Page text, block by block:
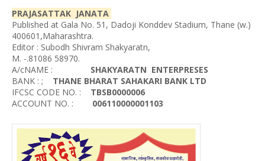
PRAJASATTAK JANATA
Published at Gala No. 51, Dadoji Konddev Stadium, Thane (w.)
400601,Maharashtra.
Editor : Subodh Shivram Shakyaratn,
M. -.81086 58970.
A/cNAME : SHAKYARATN ENTERPRESES
BANK : ; THANE BHARAT SAHAKARI BANK LTD
IFCSC CODE NO. : TBSB0000006
ACCOUNT NO. : 006110000001103